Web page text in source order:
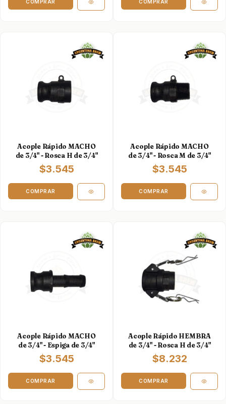
Acople Rápido MACHO
de 3/4" - Rosca H de 3/4"
$3.545
Acople Rápido MACHO
de 3/4" - Rosca M de 3/4"
$3.545
Acople Rápido MACHO
de 3/4" - Espiga de 3/4"
$3.545
Acople Rápido HEMBRA
de 3/4" - Rosca H de 3/4"
$8.232